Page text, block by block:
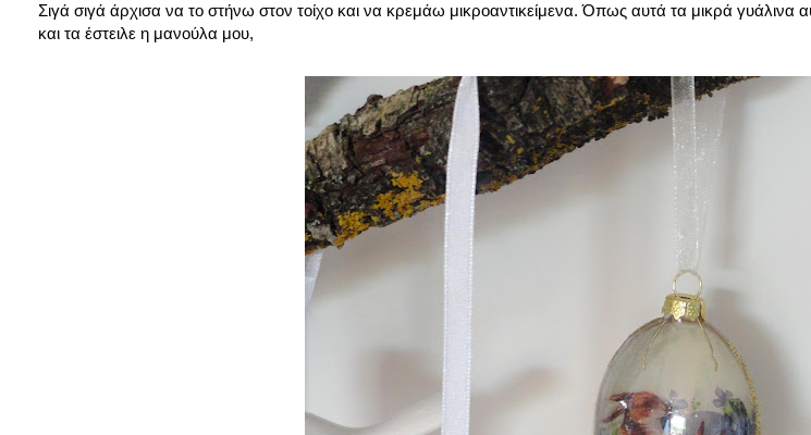
Σιγά σιγά άρχισα να το στήνω στον τοίχο και να κρεμάω μικροαντικείμενα. Όπως αυτά τα μικρά γυάλινα
και τα έστειλε η μανούλα μου,